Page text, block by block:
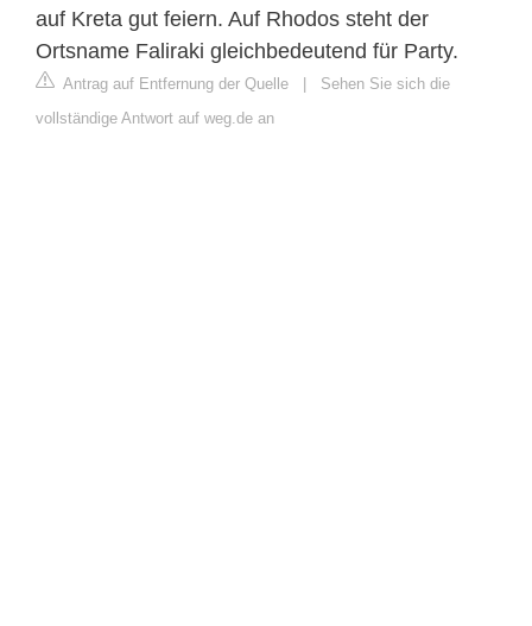
auf Kreta gut feiern. Auf Rhodos steht der
Ortsname Faliraki gleichbedeutend für Party.
Antrag auf Entfernung der Quelle | Sehen Sie sich die
vollständige Antwort auf weg.de an